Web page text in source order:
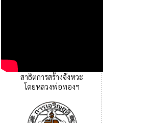
สาธิตการสร้างจังหวะ
โดยหลวงพ่อทองฯ